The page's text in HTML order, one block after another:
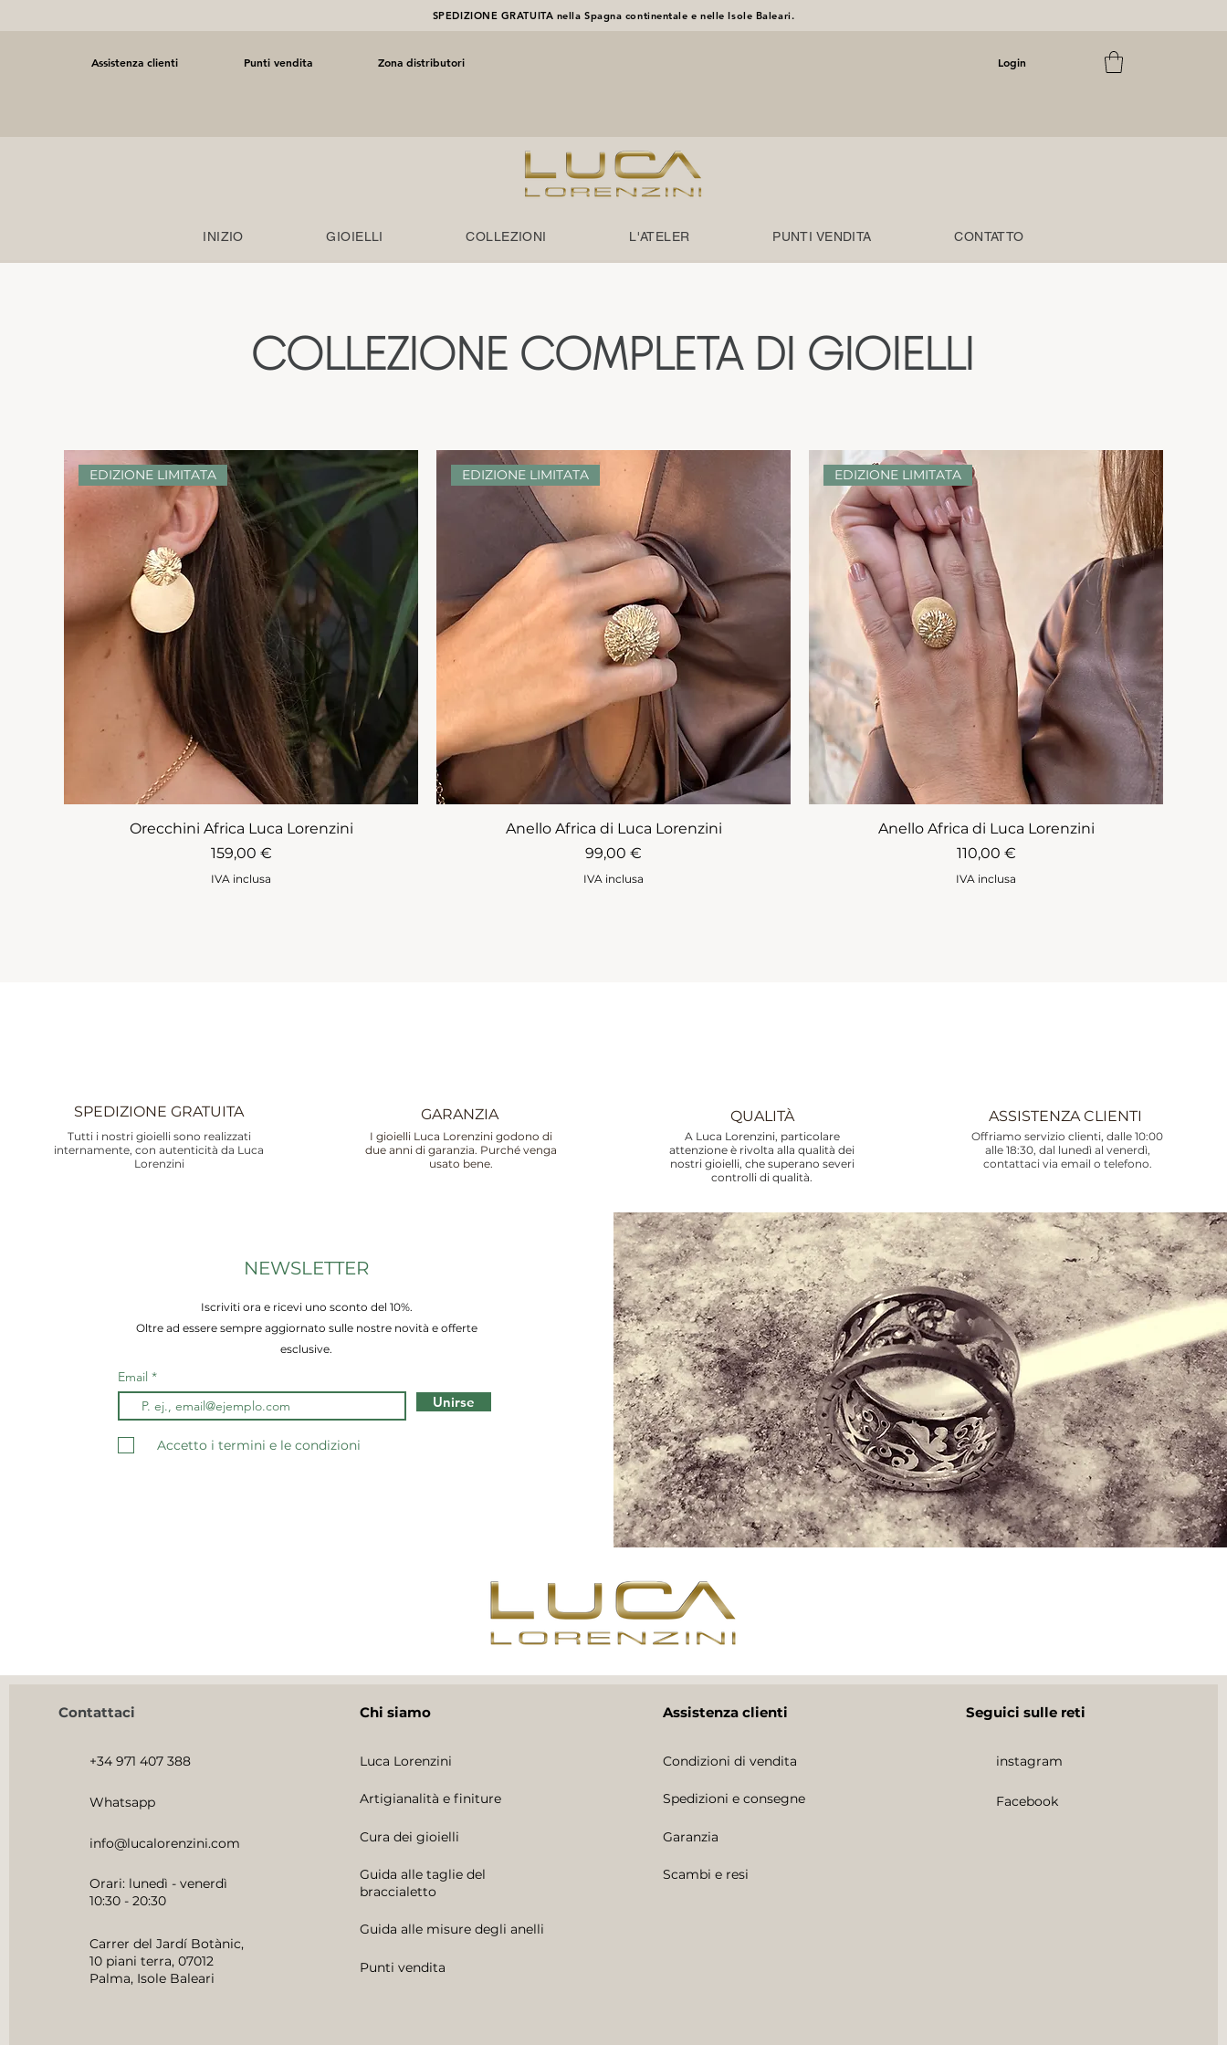
SPEDIZIONE GRATUITA nella Spagna continentale e nelle Isole Baleari.
Assistenza clienti Punti vendita Zona distributori Login
INIZIO GIOIELLI COLLEZIONI L'ATELER PUNTI VENDITA CONTATTO
COLLEZIONE COMPLETA DI GIOIELLI
EDIZIONE LIMITATA
Orecchini Africa Luca Lorenzini
Prezzo
159,00 €
IVA inclusa
EDIZIONE LIMITATA
Anello Africa di Luca Lorenzini
Prezzo
99,00 €
IVA inclusa
EDIZIONE LIMITATA
Anello Africa di Luca Lorenzini
Prezzo
110,00 €
IVA inclusa
SPEDIZIONE GRATUITA
Tutti i nostri gioielli sono realizzati
internamente, con autenticità da Luca
Lorenzini
GARANZIA
I gioielli Luca Lorenzini godono di
due anni di garanzia. Purché venga
usato bene.
QUALITÀ
A Luca Lorenzini, particolare
attenzione è rivolta alla qualità dei
nostri gioielli, che superano severi
controlli di qualità.
ASSISTENZA CLIENTI
Offriamo servizio clienti, dalle 10:00
alle 18:30, dal lunedì al venerdì,
contattaci via email o telefono.
NEWSLETTER
Iscriviti ora e ricevi uno sconto del 10%.
Oltre ad essere sempre aggiornato sulle nostre novità e offerte
esclusive.
Email
Unirse
Accetto i termini e le condizioni
Contattaci
+34 971 407 388
Whatsapp
info@lucalorenzini.com
Orari: lunedì - venerdì
10:30 - 20:30
Carrer del Jardí Botànic,
10 piani terra, 07012
Palma, Isole Baleari
Chi siamo
Luca Lorenzini
Artigianalità e finiture
Cura dei gioielli
Guida alle taglie del
braccialetto
Guida alle misure degli anelli
Punti vendita
Assistenza clienti
Condizioni di vendita
Spedizioni e consegne
Garanzia
Scambi e resi
Seguici sulle reti
instagram
Facebook